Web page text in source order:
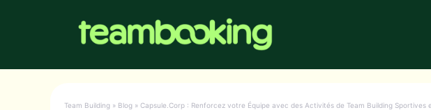
Team Building » Blog » Capsule.Corp : Renforcez votre Équipe avec des Activités de Team Building Sportives